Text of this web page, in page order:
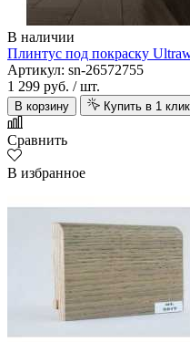
В наличии
Плинтус под покраску
Артикул: sn-26572755
1 299 руб. / шт.
В корзину Купить в 1 клик
Сравнить
В избранное